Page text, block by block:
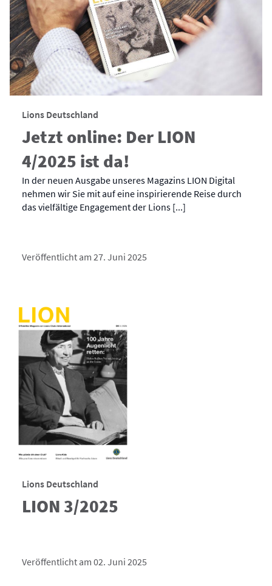
Lions Deutschland
Jetzt online: Der LION
4/2025 ist da!
In der neuen Ausgabe unseres Magazins LION Digital
nehmen wir Sie mit auf eine inspirierende Reise durch
das vielfältige Engagement der Lions [...]
Veröffentlicht am 27. Juni 2025
Lions Deutschland
LION 3/2025
Veröffentlicht am 02. Juni 2025